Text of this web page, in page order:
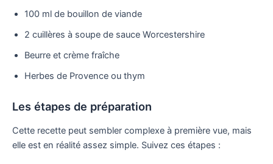
100 ml de bouillon de viande
2 cuillères à soupe de sauce Worcestershire
Beurre et crème fraîche
Herbes de Provence ou thym
Les étapes de préparation
Cette recette peut sembler complexe à première vue, mais
elle est en réalité assez simple. Suivez ces étapes :